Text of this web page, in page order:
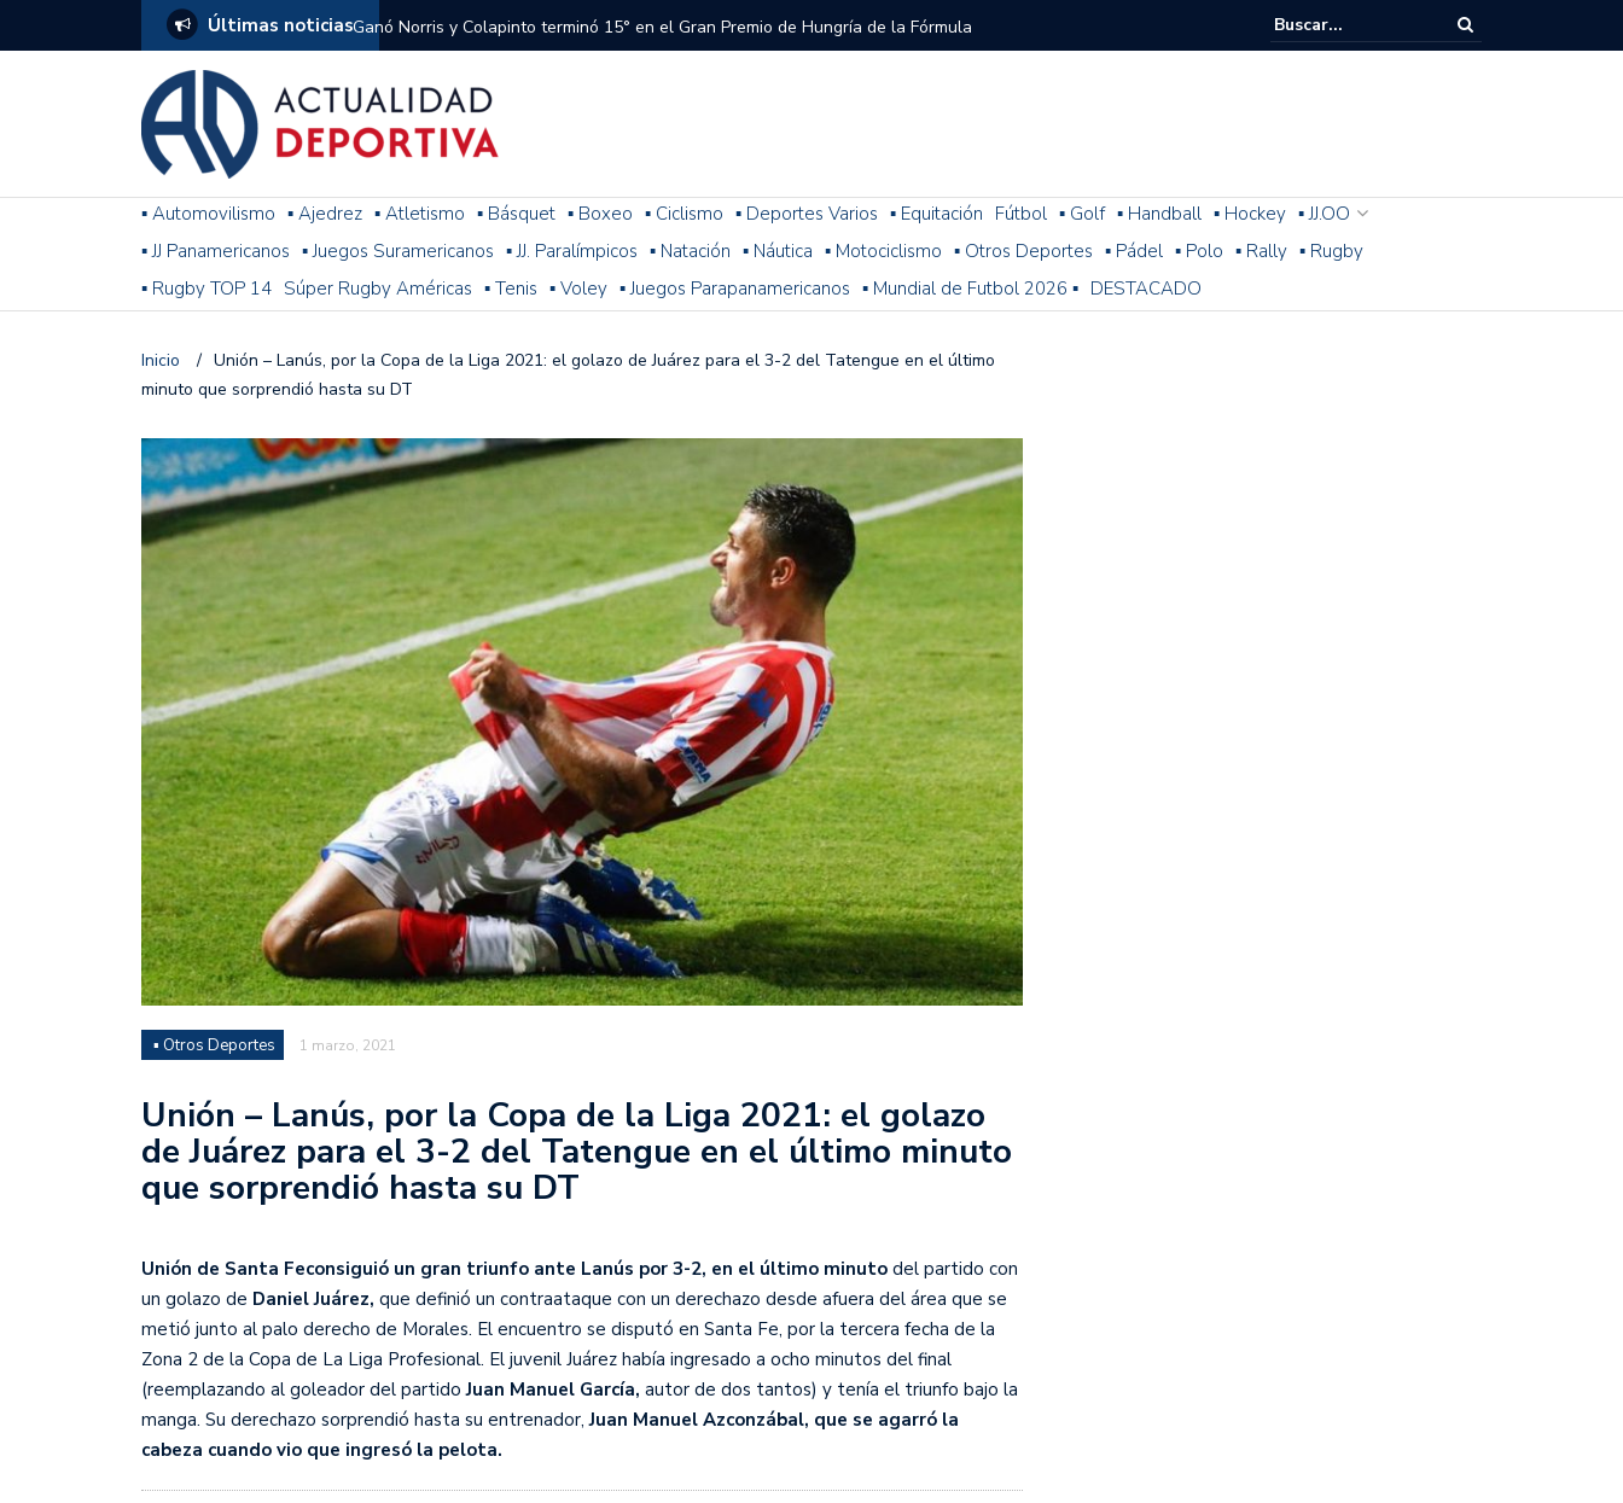
Últimas noticiasGanó Norris y Colapinto terminó 15° en el Gran Premio de Hungría de la Fórmula
1
El penal de Barracas Central a River que el árbitro y el VAR no cobraron en el
Monumental
Se jugó una nueva fecha del Torneo del Interior Copa Zurich
Arrancó el Torneo Clausura: resultados, posiciones y cómo sigue la fecha 1
Franco Colapinto giró sin problemas y terminó 14° la última práctica para el
F1: tras las sanciones y con Colapinto en el P13, así se largará el GP de Hungría
Racing le ganó a Gimnasia 2-1 con Miljevic como figura, pero el árbitro Ramírez
omitió un penal de Sosa
Juan Fernando Quintero rescindió su contrato con River: “Quedará para siempre
en la historia grande del club”
Nicolás Otamendi regresa al fútbol argentino después de 16 años: del orgullo
de Vélez a la pasión por River
Boca ganó con lo justo ante O’Higgins gracias a la jerarquía de Paredes: una
diferencia y un juego que no dan paz para ir a Rancagua
El Nacional de Clubes A llega a Córdoba con el histórico regreso de Diego
Simonet
Lista de la selección femenina de Argentina para la Copa Mundial de Hockey FIH
2026
Lista de la selección masculina de Argentina para la Copa Mundial de Hockey
FIH 2026
Empieza el Clausura: las diez cosas que tenés que saber
▪ Automovilismo ▪ Ajedrez ▪ Atletismo ▪ Básquet ▪ Boxeo ▪ Ciclismo ▪ Deportes Varios ▪ Equitación Fútbol ▪ Golf ▪ Handball ▪ Hockey ▪ JJ.OO
▪ JJ Panamericanos ▪ Juegos Suramericanos ▪ JJ. Paralímpicos ▪ Natación ▪ Náutica ▪ Motociclismo ▪ Otros Deportes ▪ Pádel ▪ Polo ▪ Rally ▪ Rugby
▪ Rugby TOP 14 Súper Rugby Américas ▪ Tenis ▪ Voley ▪ Juegos Parapanamericanos ▪ Mundial de Futbol 2026 ▪ DESTACADO
Inicio / Unión – Lanús, por la Copa de la Liga 2021: el golazo de Juárez para el 3-2 del Tatengue en el último
minuto que sorprendió hasta su DT
▪ Otros Deportes 1 marzo, 2021
Unión – Lanús, por la Copa de la Liga 2021: el golazo
de Juárez para el 3-2 del Tatengue en el último minuto
que sorprendió hasta su DT
Unión de Santa Feconsiguió un gran triunfo ante Lanús por 3-2, en el último minuto del partido con
un golazo de Daniel Juárez, que definió un contraataque con un derechazo desde afuera del área que se
metió junto al palo derecho de Morales. El encuentro se disputó en Santa Fe, por la tercera fecha de la
Zona 2 de la Copa de La Liga Profesional. El juvenil Juárez había ingresado a ocho minutos del final
(reemplazando al goleador del partido Juan Manuel García, autor de dos tantos) y tenía el triunfo bajo la
manga. Su derechazo sorprendió hasta su entrenador,Juan Manuel Azconzábal, que se agarró la
cabeza cuando vio que ingresó la pelota.